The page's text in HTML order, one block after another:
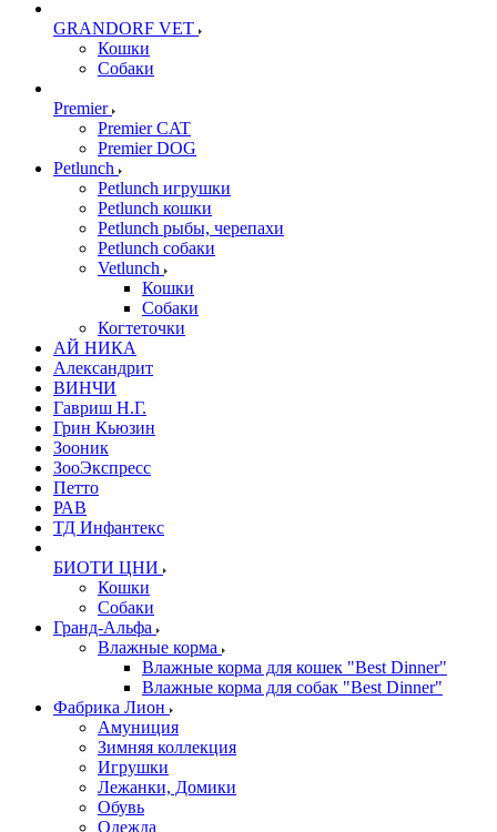
GRANDORF VET
Кошки
Собаки
Premier
Premier CAT
Premier DOG
Petlunch
Petlunch игрушки
Petlunch кошки
Petlunch рыбы, черепахи
Petlunch собаки
Vetlunch
Кошки
Собаки
Когтеточки
АЙ НИКА
Александрит
ВИНЧИ
Гавриш Н.Г.
Грин Кьюзин
Зооник
ЗооЭкспресс
Петто
РАВ
ТД Инфантекс
БИОТИ ЦНИ
Кошки
Собаки
Гранд-Альфа
Влажные корма
Влажные корма для кошек "Best Dinner"
Влажные корма для собак "Best Dinner"
Фабрика Лион
Амуниция
Зимняя коллекция
Игрушки
Лежанки, Домики
Обувь
Одежда